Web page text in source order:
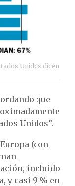
Unidos dicen
que
Unidos”.
(con
incluido
y casi 9 % en